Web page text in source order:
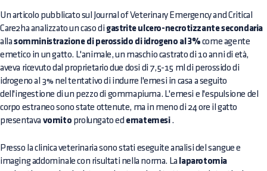
Un articolo pubblicato sul Journal of Veterinary Emergency and Critical
Care2ha analizzato un caso di gastrite ulcero-necrotizzante secondaria
alla somministrazione di perossido di idrogeno al 3% come agente
emetico in un gatto. L'animale, un maschio castrato di 10 anni di età,
aveva ricevuto dal proprietario due dosi di 7,5-15 ml di perossido di
idrogeno al 3% nel tentativo di indurre l'emesi in casa a seguito
dell'ingestione di un pezzo di gommapiuma. L'emesi e l'espulsione del
corpo estraneo sono state ottenute, ma in meno di 24 ore il gatto
presentava vomito prolungato ed ematemesi.
Presso la clinica veterinaria sono stati eseguite analisi del sangue e
imaging addominale con risultati nella norma. La laparotomia